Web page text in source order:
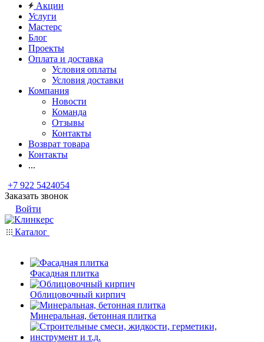
Акции
Услуги
Мастерс
Блог
Проекты
Оплата и доставка
Условия оплаты
Условия доставки
Компания
Новости
Команда
Отзывы
Контакты
Возврат товара
Контакты
...
+7 922 5424054
Заказать звонок
Войти
Каталог
Фасадная плитка
Облицовочный кирпич
Минеральная, бетонная плитка